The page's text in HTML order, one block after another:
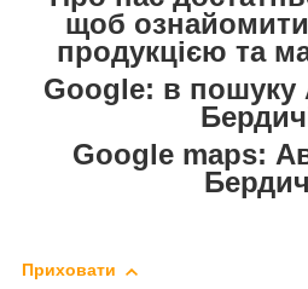
щоб
продукцією та
Google: в пошуку
Google maps:
Приховати